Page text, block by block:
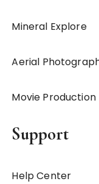
Mineral Explore
Aerial
Movie Production
Support
Help Center